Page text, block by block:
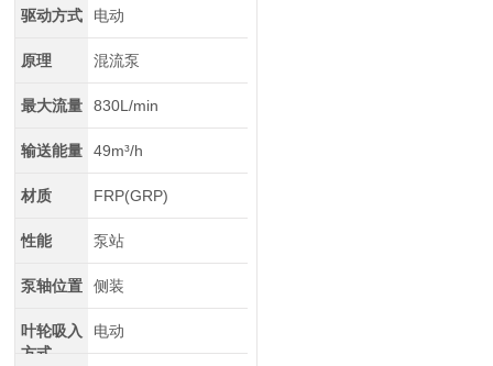
驱动方式 电动
原理 混流泵
最大流量 830L/min
输送能量 49m³/h
材质 FRP(GRP)
性能 泵站
泵轴位置 侧装
叶轮吸入
方式
电动